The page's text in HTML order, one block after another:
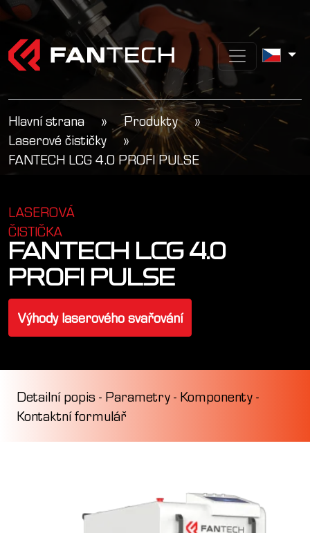
Hlavní strana » Produkty
»
Laserové čističky
»
FANTECH LCG 4.0 PROFI PULSE
LASEROVÁ
ČISTIČKA
FANTECH LCG 4.0
PROFI PULSE
Výhody laserového svařování
Detailní popis - Parametry - Komponenty -
Kontaktní formulář